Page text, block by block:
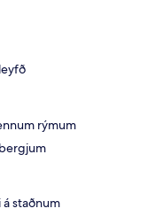
rýmum
staðnum